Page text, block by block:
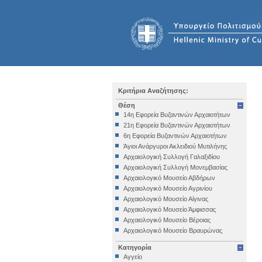
Κριτήρια Αναζήτησης:
Θέση
14η Εφορεία Βυζαντινών Αρχαιοτήτων
21η Εφορεία Βυζαντινών Αρχαιοτήτων
6η Εφορεία Βυζαντινών Αρχαιοτήτων
Άγιοι Ανάργυροι Ακλειδιού Μυτιλήνης
Αρχαιολογική Συλλογή Γαλαξιδίου
Αρχαιολογική Συλλογή Μονεμβασίας
Αρχαιολογικό Μουσείο Αβδήρων
Αρχαιολογικό Μουσείο Αγρινίου
Αρχαιολογικό Μουσείο Αίγινας
Αρχαιολογικό Μουσείο Άμφισσας
Αρχαιολογικό Μουσείο Βέροιας
Αρχαιολογικό Μουσείο Βραυρώνας
Αρχαιολογικό Μουσείο Δελφών
Αρχαιολογικό Μουσείο Ηγουμενίτσας
Κατηγορία
Αγγείο